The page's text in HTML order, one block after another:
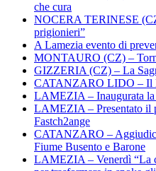
che cura
NOCERA TERINESE
prigionieri”
A Lamezia evento di
MONTAURO (CZ) –
GIZZERIA (CZ) – La
CATANZARO LIDO – Il
LAMEZIA – Inaugurata la
LAMEZIA – Presentato il
Fastch2ange
CATANZARO –
Fiume Busento e Barone
LAMEZIA – Venerdì “La